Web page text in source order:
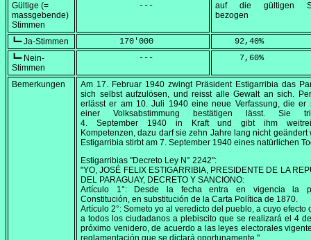
Gültige (=
massgebende)
Stimmen
            ---
auf die gültigen
bezogen
┗━ Ja-Stimmen
        170'000
    92,40
%
┗━ Nein-
Stimmen
            ---
     7,60
%
Bemerkungen Am 17. Februar 1940 zwingt Präsident Estigarribia das
sich selbst aufzulösen, und reisst alle Gewalt an sich.
erlässt er am 10. Juli 1940eine neue Verfassung, die er
einer Volksabstimmung bestätigen lässt. Sie
4. September 1940in Kraft und gibt ihm
Kompetenzen, dazu darf sie zehn Jahre lang nicht geändert
Estigarribia stirbt am 7. September 1940 eines natürlichen
Estigarribias "Decreto Ley N° 2242":
"YO, JOSÉ FELIX ESTIGARRIBIA, PRESIDENTE DE LA
DEL PARAGUAY, DECRETO Y SANCIONO:
Artículo 1°: Desde la fecha entra en vigencia la
Constitución, en substitución de la Carta Política de 1870.
Artículo 2°: Someto yo al veredicto del pueblo, a cuyo efecto
a todos los ciudadanos a plebiscito que se realizará el 4
próximo venidero, de acuerdo a las leyes electorales
reglamentación que se dictará oportunamente."